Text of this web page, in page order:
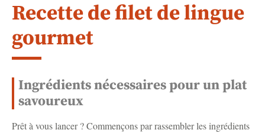
Recette de filet de lingue
gourmet
Ingrédients nécessaires pour un plat
savoureux
Prêt à vous lancer ? Commençons par rassembler les ingrédients